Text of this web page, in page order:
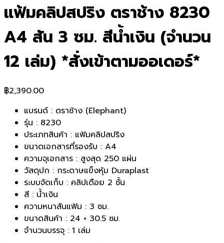
แฟ้มคลิปสปริง ตราช้าง 8230
A4 สัน 3 ซม. สีน้ำเงิน (จำนวน
12 เล่ม) *สั่งเข้าตามออเดอร์*
฿2,390.00
แบรนด์ : ตราช้าง (Elephant)
รุ่น : 8230
ประเภทสินค้า : แฟ้มคลิปสปริง
ขนาดเอกสารที่รองรับ : A4
ความจุเอกสาร : สูงสุด 250 แผ่น
วัสดุปก : กระดาษแข็งหุ้ม Duraplast
ระบบจัดเก็บ : คลิปเดือย 2 ชั้น
สี : น้ำเงิน
ความหนาสันแฟ้ม : 3 ซม.
ขนาดสินค้า : 24 × 30.5 ซม.
จำนวนบรรจุ : 1 เล่ม